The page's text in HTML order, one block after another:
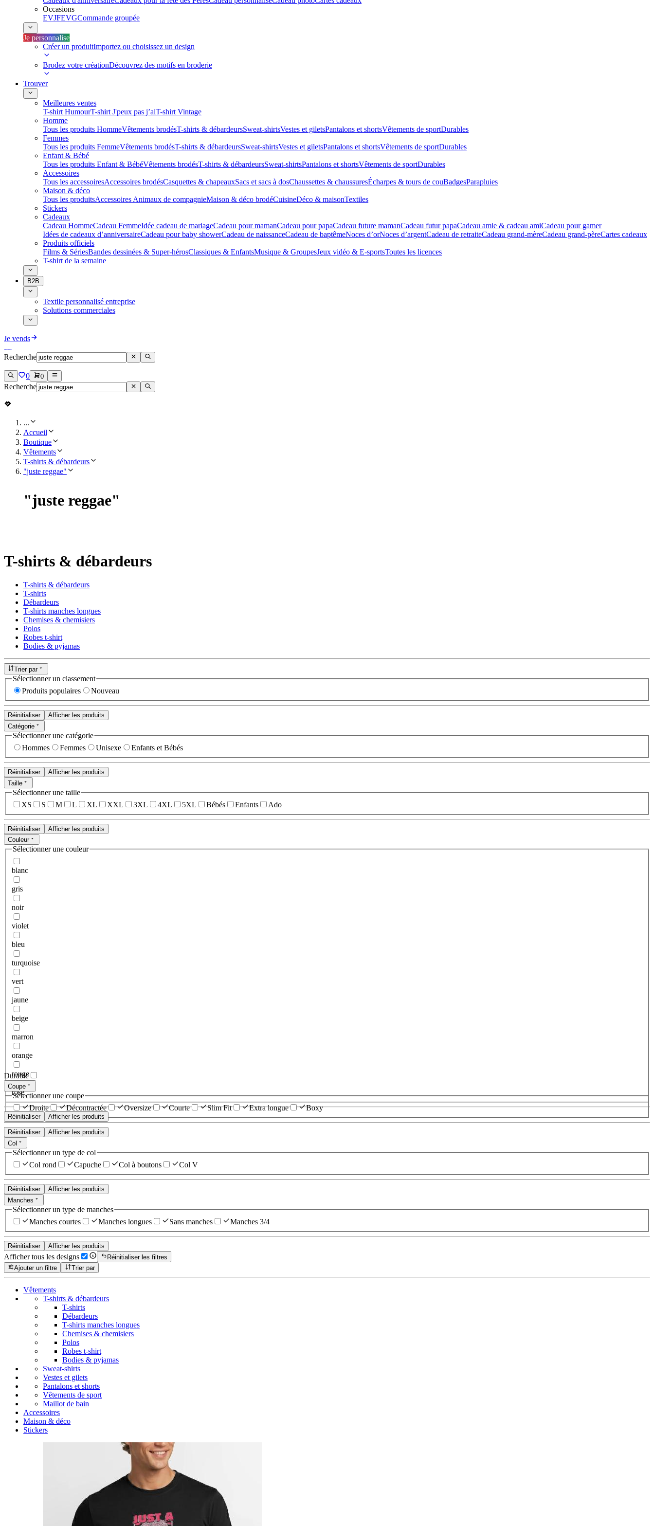
Occasions
EVJFEVGCommande groupée
Je personnalise
Créer un produitImportez ou choisissez un design
Brodez votre créationDécouvrez des motifs en broderie
Trouver
Meilleures ventes
T-shirt HumourT-shirt J'peux pas j’aiT-shirt Vintage
Homme
Tous les produits HommeVêtements brodésT-shirts & débardeursSweat-shirtsVestes et giletsPantalons et shortsVêtements de sportDurables
Femmes
Tous les produits FemmeVêtements brodésT-shirts & débardeursSweat-shirtsVestes et giletsPantalons et shortsVêtements de sportDurables
Enfant & Bébé
Tous les produits Enfant & BébéVêtements brodésT-shirts & débardeursSweat-shirtsPantalons et shortsVêtements de sportDurables
Accessoires
Tous les accessoiresAccessoires brodésCasquettes & chapeauxSacs et sacs à dosChaussettes & chaussuresÉcharpes & tours de couBadgesParapluies
Maison & déco
Tous les produitsAccessoires Animaux de compagnieMaison & déco brodéCuisineDéco & maisonTextiles
Stickers
Cadeaux
Cadeau HommeCadeau FemmeIdée cadeau de mariage​Cadeau pour mamanCadeau pour papaCadeau future mamanCadeau futur papaCadeau amie & cadeau amiCadeau pour gamer
Idées de cadeaux d’anniversaireCadeau pour baby showerCadeau de naissanceCadeau de baptêmeNoces d’orNoces d’argentCadeau de retraiteCadeau grand-mèreCadeau grand-pèreCartes cadeaux
Produits officiels
Films & SériesBandes dessinées & Super-hérosClassiques & EnfantsMusique & GroupesJeux vidéo & E-sportsToutes les licences
T-shirt de la semaine
B2B
Textile personnalisé entreprise
Solutions commerciales
Je vends
Recherche
0 0
Recherche
...
Accueil
Boutique
Vêtements
T-shirts & débardeurs
"juste reggae"
"juste reggae"
T-shirts & débardeurs
T-shirts & débardeurs
T-shirts
Débardeurs
T-shirts manches longues
Chemises & chemisiers
Polos
Robes t-shirt
Bodies & pyjamas
Trier par
Sélectionner un classement
Produits populaires
Nouveau
Réinitialiser
Afficher les produits
Catégorie
Sélectionner une catégorie
Hommes
Femmes Unisexe Enfants et Bébés
Réinitialiser
Afficher les produits
Taille
Sélectionner une taille
XS
S M L XL XXL 3XL 4XL 5XL Bébés Enfants Ado
Réinitialiser
Afficher les produits
Couleur
Sélectionner une couleur
blanc
gris
noir
violet
bleu
turquoise
vert
jaune
beige
marron
orange
rouge
rose
Réinitialiser Afficher les produits
Durable
Coupe
Sélectionner une coupe
Droite
Décontractée Oversize Courte Slim Fit Extra longue Boxy
Réinitialiser
Afficher les produits
Col
Sélectionner un type de col
Col rond
Capuche Col à boutons Col V
Réinitialiser
Afficher les produits
Manches
Sélectionner un type de manches
Manches courtes
Manches longues Sans manches Manches 3/4
Réinitialiser Afficher les produits
Afficher tous les designs
Réinitialiser les filtres
Ajouter un filtre
Trier par
Vêtements
T-shirts & débardeurs
T-shirts
Débardeurs
T-shirts manches longues
Chemises & chemisiers
Polos
Robes t-shirt
Bodies & pyjamas
Sweat-shirts
Vestes et gilets
Pantalons et shorts
Vêtements de sport
Maillot de bain
Accessoires
Maison & déco
Stickers